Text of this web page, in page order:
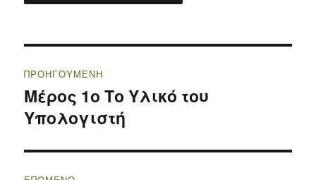
άρθρων
ΠΡΟΗΓΟΎΜΕΝΗ
Προηγούμενο
άρθρο:
Μέρος 1ο Το Υλικό του
Υπολογιστή